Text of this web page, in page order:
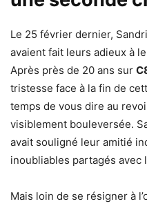
Le 25 février dernier,
avaient fait leurs adieux à
Après près de 20 ans sur
tristesse face à la fin de
temps de vous dire au
visiblement bouleversée.
avait souligné leur amitié
inoubliables partagés
Mais loin de se résigner à